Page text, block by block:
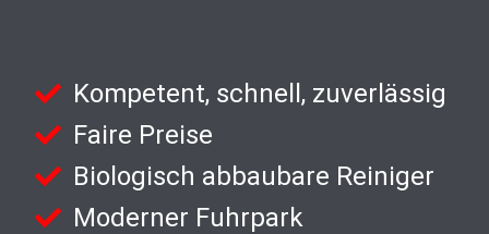
Kompetent, schnell, zuverlässig
Faire Preise
Biologisch abbaubare Reiniger
Moderner Fuhrpark